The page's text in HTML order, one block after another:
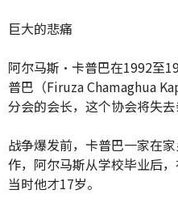
巨大的悲痛
阿尔马斯·卡普巴在1992至
普巴（Firuza Chamaghua
分会的会长，这个协会将失去
战争爆发前，卡普巴一家在
作，阿尔马斯从学校毕业后
当时他才17岁。